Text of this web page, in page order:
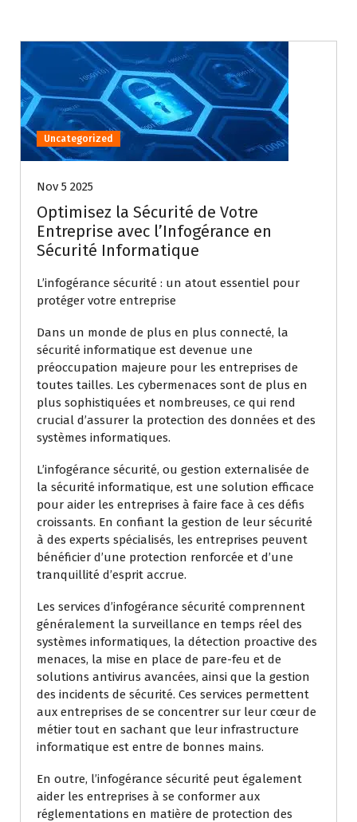
Uncategorized
Nov 5 2025
Optimisez la Sécurité de Votre
Entreprise avec l’Infogérance en
Sécurité Informatique
L’infogérance sécurité : un atout essentiel pour
protéger votre entreprise
Dans un monde de plus en plus connecté, la
sécurité informatique est devenue une
préoccupation majeure pour les entreprises de
toutes tailles. Les cybermenaces sont de plus en
plus sophistiquées et nombreuses, ce qui rend
crucial d’assurer la protection des données et des
systèmes informatiques.
L’infogérance sécurité, ou gestion externalisée de
la sécurité informatique, est une solution efficace
pour aider les entreprises à faire face à ces défis
croissants. En confiant la gestion de leur sécurité
à des experts spécialisés, les entreprises peuvent
bénéficier d’une protection renforcée et d’une
tranquillité d’esprit accrue.
Les services d’infogérance sécurité comprennent
généralement la surveillance en temps réel des
systèmes informatiques, la détection proactive des
menaces, la mise en place de pare-feu et de
solutions antivirus avancées, ainsi que la gestion
des incidents de sécurité. Ces services permettent
aux entreprises de se concentrer sur leur cœur de
métier tout en sachant que leur infrastructure
informatique est entre de bonnes mains.
En outre, l’infogérance sécurité peut également
aider les entreprises à se conformer aux
réglementations en matière de protection des